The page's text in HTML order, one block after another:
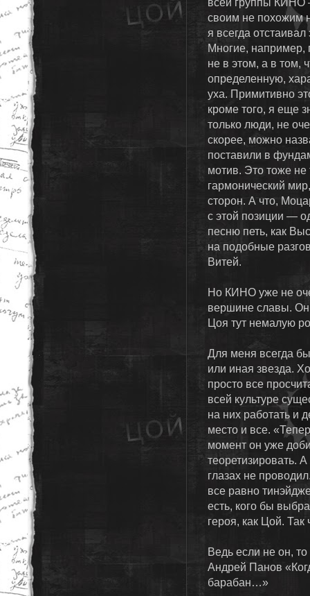
всей группы КИНО
своим не похожим
я всегда
Многие, например,
не в этом, а в том,
определенную,
уха. Примитивно
кроме того, я еще
только люди, не
скорее, можно
поставили в
мотив. Это тоже не
гармонический
сторон. А что,
с этой позиции —
песню петь, как
на подобные
Витей.
Но КИНО уже не
вершине славы.
Цоя тут немалую
Для меня всегда
или иная звезда.
просто все
всей культуре
на них работать и
место и все.
момент он уже
теоретизировать.
глазах не
все равно
есть, кого бы
героя, как Цой. Так
Ведь если не он, то
Андрей Панов
барабан…»